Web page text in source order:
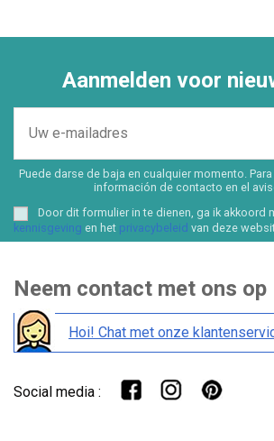
Aanmelden voor
Puede darse de baja en cualquier momento.
información de contacto en el
Door dit formulier in te dienen, ga ik akkoord
kennisgeving en het privacybeleid van deze
Neem contact met ons op
Hoi! Chat met onze
Social media :